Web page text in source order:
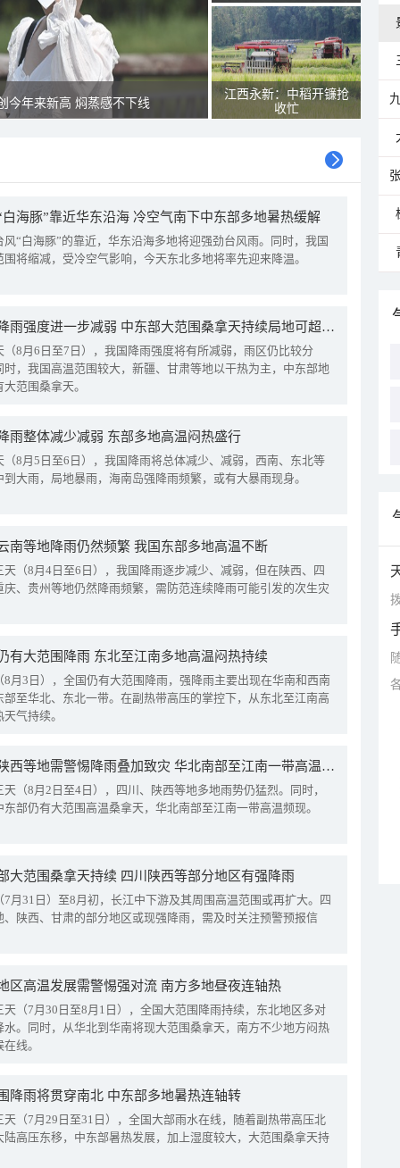
今年来新高 焖蒸感不下线
江西永新：中稻开镰抢
收忙
白海豚”靠近华东沿海 冷空气南下中东部多地暑热缓解
风“白海豚”的靠近，华东沿海多地将迎强劲台风雨。同时，我国
围将缩减，受冷空气影响，今天东北多地将率先迎来降温。
我国降雨强度进一步减弱 中东部大范围桑拿天持续局地可超38℃
（8月6日至7日），我国降雨强度将有所减弱，雨区仍比较分
时，我国高温范围较大，新疆、甘肃等地以干热为主，中东部地
范围桑拿天。
雨整体减少减弱 东部多地高温闷热盛行
（8月5日至6日），我国降雨将总体减少、减弱，西南、东北等
到大雨，局地暴雨，海南岛强降雨频繁，或有大暴雨现身。
南等地降雨仍然频繁 我国东部多地高温不断
天（8月4日至6日），我国降雨逐步减少、减弱，但在陕西、四
庆、贵州等地仍然降雨频繁，需防范连续降雨可能引发的次生灾
有大范围降雨 东北至江南多地高温闷热持续
8月3日），全国仍有大范围降雨，强降雨主要出现在华南和西南
部至华北、东北一带。在副热带高压的掌控下，从东北至江南高
气持续。
四川陕西等地需警惕降雨叠加致灾 华北南部至江南一带高温频现
天（8月2日至4日），四川、陕西等地多地雨势仍猛烈。同时，
东部仍有大范围高温桑拿天，华北南部至江南一带高温频现。
大范围桑拿天持续 四川陕西等部分地区有强降雨
7月31日）至8月初，长江中下游及其周围高温范围或再扩大。四
、陕西、甘肃的部分地区或现强降雨，需及时关注预警预报信
区高温发展需警惕强对流 南方多地昼夜连轴热
天（7月30日至8月1日），全国大范围降雨持续，东北地区多对
水。同时，从华北到华南将现大范围桑拿天，南方不少地方闷热
线。
降雨将贯穿南北 中东部多地暑热连轴转
天（7月29日至31日），全国大部雨水在线，随着副热带高压北
陆高压东移，中东部暑热发展，加上湿度较大，大范围桑拿天持